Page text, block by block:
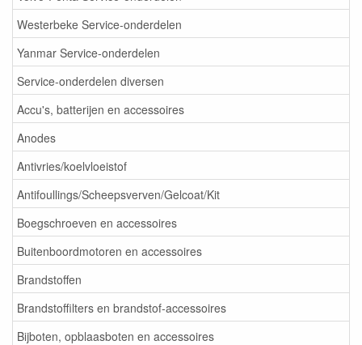
Westerbeke Service-onderdelen
Yanmar Service-onderdelen
Service-onderdelen diversen
Accu's, batterijen en accessoires
Anodes
Antivries/koelvloeistof
Antifoullings/Scheepsverven/Gelcoat/Kit
Boegschroeven en accessoires
Buitenboordmotoren en accessoires
Brandstoffen
Brandstoffilters en brandstof-accessoires
Bijboten, opblaasboten en accessoires